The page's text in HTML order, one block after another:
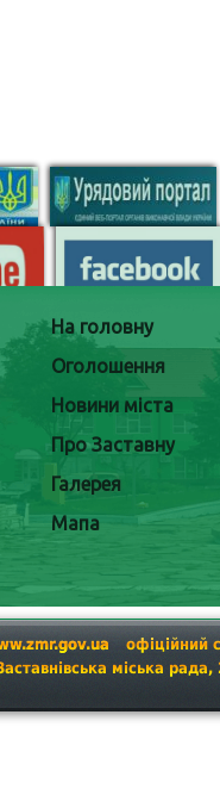
На головну
Оголошення
Новини міста
Про Заставну
Галерея
Мапа
офіційний
міська рада,